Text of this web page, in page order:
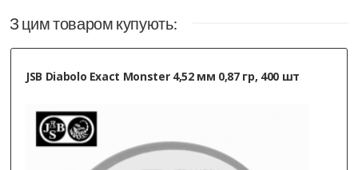
З цим товаром купують:
JSB Diabolo Exact Monster 4,52 мм 0,87 гр, 400 шт